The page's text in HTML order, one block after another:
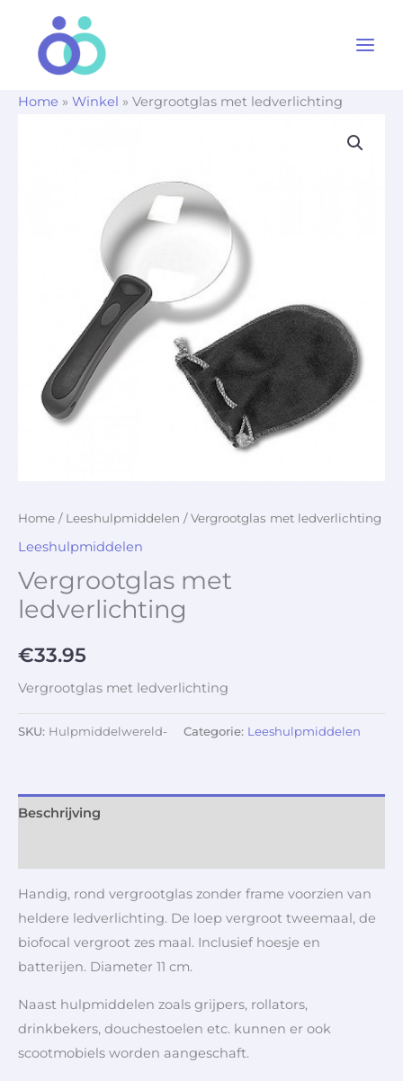
Home » Winkel » Vergrootglas met ledverlichting
Home / Leeshulpmiddelen / Vergrootglas met ledverlichting
Leeshulpmiddelen
Vergrootglas met
ledverlichting
€33.95
Vergrootglas met ledverlichting
SKU: Hulpmiddelwereld- Categorie: Leeshulpmiddelen
Beschrijving
Handig, rond vergrootglas zonder frame voorzien van
heldere ledverlichting. De loep vergroot tweemaal, de
biofocal vergroot zes maal. Inclusief hoesje en
batterijen. Diameter 11 cm.
Naast hulpmiddelen zoals grijpers, rollators,
drinkbekers, douchestoelen etc. kunnen er ook
scootmobiels worden aangeschaft.